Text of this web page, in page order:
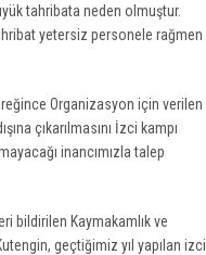
tahribata neden olmuştur.
yetersiz personele rağmen
Organizasyon için verilen
çıkarılmasını İzci kampı
inancımızla talep
bildirilen Kaymakamlık ve
geçtiğimiz yıl yapılan izci